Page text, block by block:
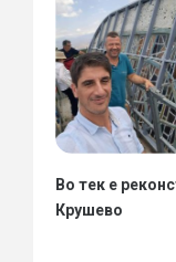
Во тек е
Крушево